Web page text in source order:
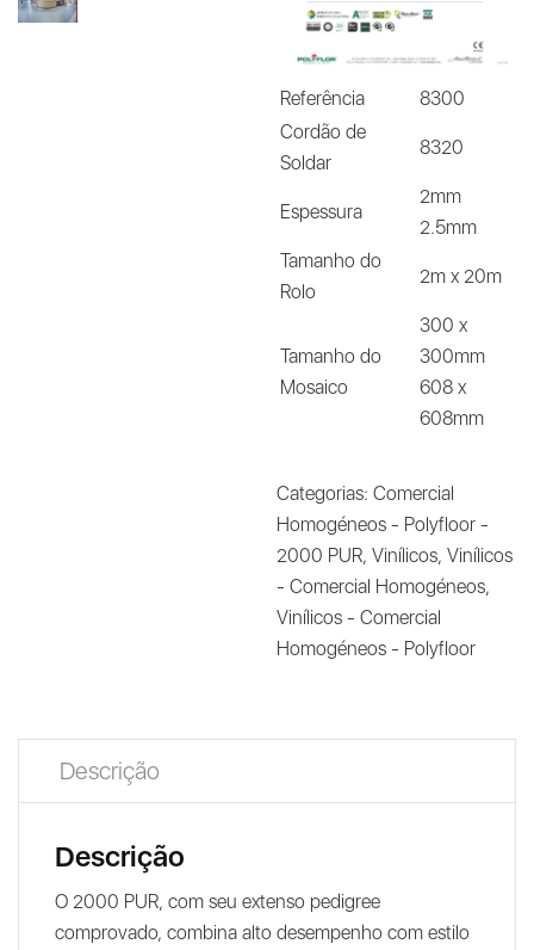
Referência
8300
Cordão de
Soldar
8320
Espessura
2mm
2.5mm
Tamanho do
Rolo
2m x 20m
Tamanho do
Mosaico
300 x
300mm
608 x
608mm
Categorias:Comercial
Homogéneos - Polyfloor -
2000 PUR,Vinílicos,Vinílicos
- Comercial Homogéneos,
Vinílicos - Comercial
Homogéneos - Polyfloor
Descrição
Descrição
O 2000 PUR, com seu extenso pedigree
comprovado, combina alto desempenho com estilo